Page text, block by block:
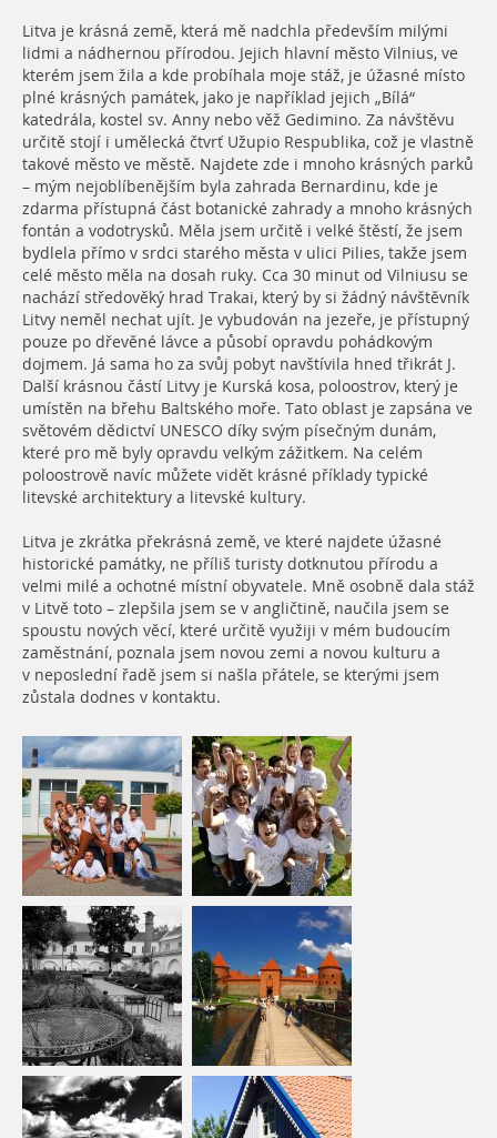
Litva je krásná země, která mě nadchla především milými
lidmi a nádhernou přírodou. Jejich hlavní město Vilnius, ve
kterém jsem žila a kde probíhala moje stáž, je úžasné místo
plné krásných památek, jako je například jejich „Bílá“
katedrála, kostel sv. Anny nebo věž Gedimino. Za návštěvu
určitě stojí i umělecká čtvrť Užupio Respublika, což je vlastně
takové město ve městě. Najdete zde i mnoho krásných parků
– mým nejoblíbenějším byla zahrada Bernardinu, kde je
zdarma přístupná část botanické zahrady a mnoho krásných
fontán a vodotrysků. Měla jsem určitě i velké štěstí, že jsem
bydlela přímo v srdci starého města v ulici Pilies, takže jsem
celé město měla na dosah ruky. Cca 30 minut od Vilniusu se
nachází středověký hrad Trakai, který by si žádný návštěvník
Litvy neměl nechat ujít. Je vybudován na jezeře, je přístupný
pouze po dřevěné lávce a působí opravdu pohádkovým
dojmem. Já sama ho za svůj pobyt navštívila hned třikrát J.
Další krásnou částí Litvy je Kurská kosa, poloostrov, který je
umístěn na břehu Baltského moře. Tato oblast je zapsána ve
světovém dědictví UNESCO díky svým písečným dunám,
které pro mě byly opravdu velkým zážitkem. Na celém
poloostrově navíc můžete vidět krásné příklady typické
litevské architektury a litevské kultury.
Litva je zkrátka překrásná země, ve které najdete úžasné
historické památky, ne příliš turisty dotknutou přírodu a
velmi milé a ochotné místní obyvatele. Mně osobně dala stáž
v Litvě toto – zlepšila jsem se v angličtině, naučila jsem se
spoustu nových věcí, které určitě využiji v mém budoucím
zaměstnání, poznala jsem novou zemi a novou kulturu a
v neposlední řadě jsem si našla přátele, se kterými jsem
zůstala dodnes v kontaktu.